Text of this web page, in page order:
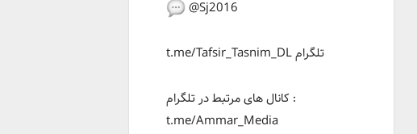
@Sj2016
t.me/Tafsir_Tasnim_DL تلگرام
کانال های مرتبط در تلگرام :
t.me/Ammar_Media